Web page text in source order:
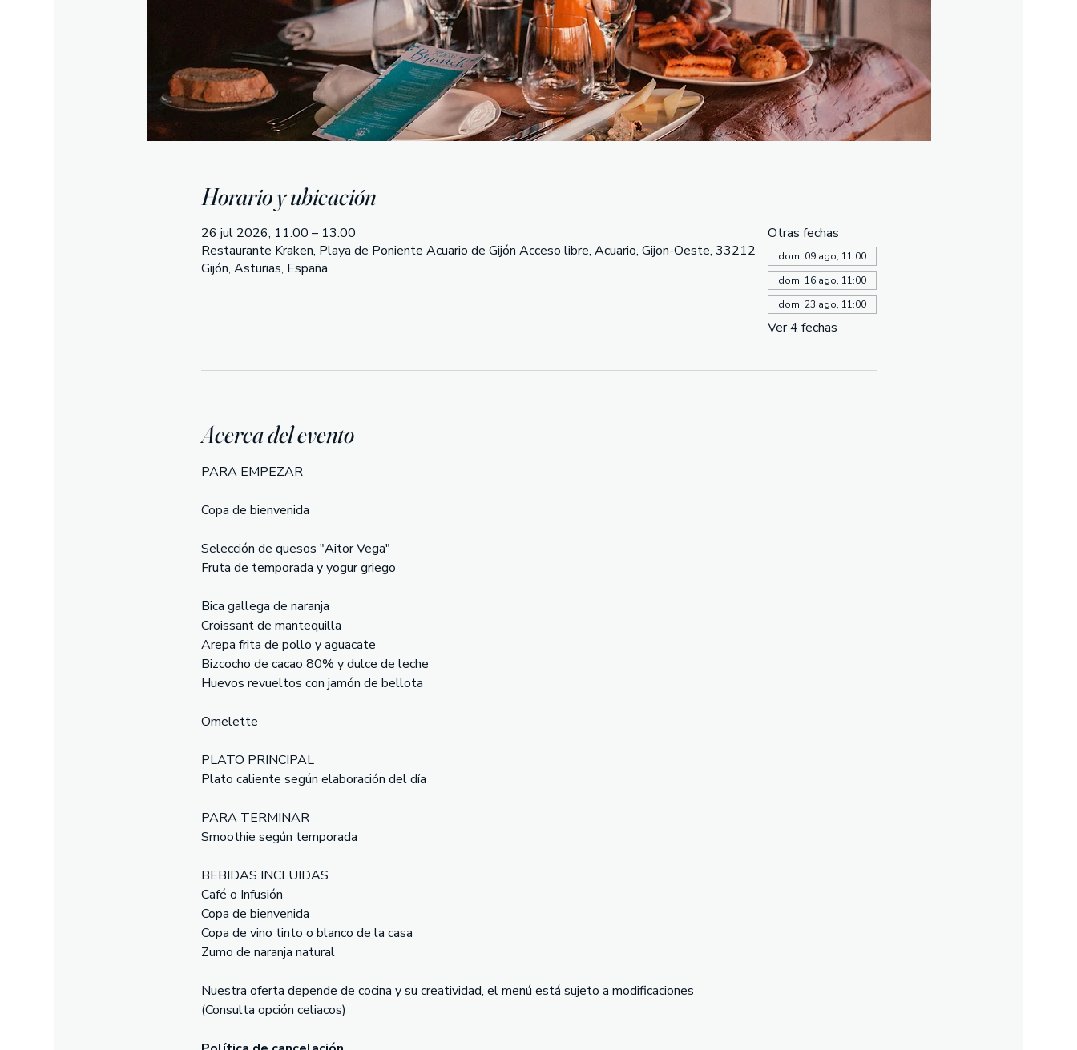
Horario y ubicación
26 jul 2026, 11:00 – 13:00
Restaurante Kraken, Playa de Poniente Acuario de Gijón Acceso libre, Acuario, Gijon-Oeste, 33212
Gijón, Asturias, España
Otras fechas
dom, 09 ago, 11:00
dom, 16 ago, 11:00
dom, 23 ago, 11:00
Ver 4 fechas
Acerca del evento
PARA EMPEZAR
Copa de bienvenida
Selección de quesos "Aitor Vega"
Fruta de temporada y yogur griego
Bica gallega de naranja
Croissant de mantequilla
Arepa frita de pollo y aguacate
Bizcocho de cacao 80% y dulce de leche
Huevos revueltos con jamón de bellota
Omelette
PLATO PRINCIPAL
Plato caliente según elaboración del día
PARA TERMINAR
Smoothie según temporada
BEBIDAS INCLUIDAS
Café o Infusión
Copa de bienvenida
Copa de vino tinto o blanco de la casa
Zumo de naranja natural
Nuestra oferta depende de cocina y su creatividad, el menú está sujeto a modificaciones
(Consulta opción celiacos)